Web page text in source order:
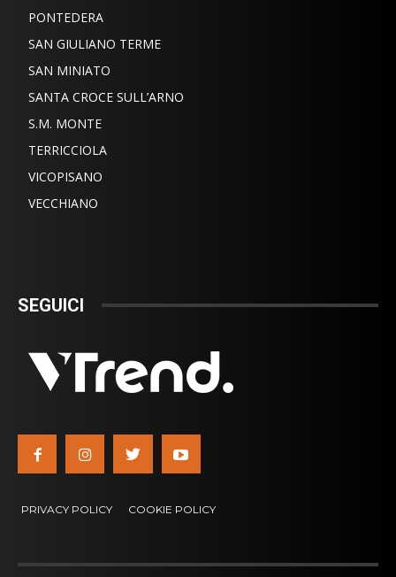
PONTEDERA
SAN GIULIANO TERME
SAN MINIATO
SANTA CROCE SULL’ARNO
S.M. MONTE
TERRICCIOLA
VICOPISANO
VECCHIANO
SEGUICI
PRIVACY POLICY COOKIE POLICY